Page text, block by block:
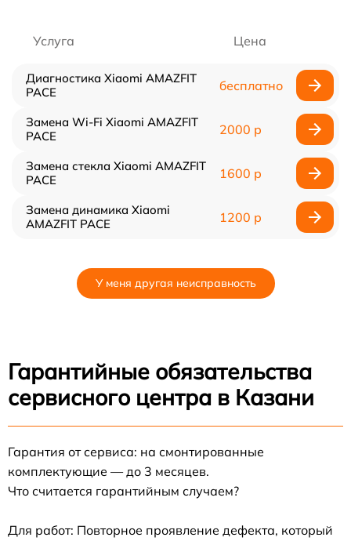
Услуга Цена
Диагностика Xiaomi AMAZFIT
PACE
бесплатно
Замена Wi-Fi Xiaomi AMAZFIT
PACE
2000 р
Замена стекла Xiaomi AMAZFIT
PACE
1600 р
Замена динамика Xiaomi
AMAZFIT PACE
1200 р
У меня другая неисправность
Гарантийные обязательства
сервисного центра в Казани
Гарантия от сервиса: на смонтированные
комплектующие — до 3 месяцев.
Что считается гарантийным случаем?
Для работ: Повторное проявление дефекта, который